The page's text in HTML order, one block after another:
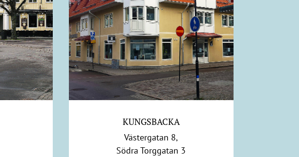
KUNGSBACKA
Västergatan 8,
Södra Torggatan 3